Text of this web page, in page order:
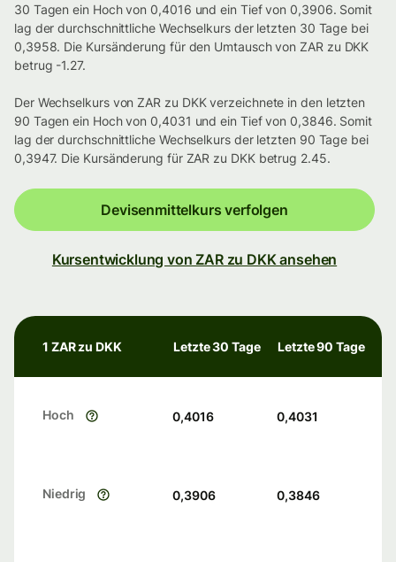
30 Tagen ein Hoch von 0,4016 und ein Tief von 0,3906. Somit
lag der durchschnittliche Wechselkurs der letzten 30 Tage bei
0,3958. Die Kursänderung für den Umtausch von ZAR zu DKK
betrug -1.27.
Der Wechselkurs von ZAR zu DKK verzeichnete in den letzten
90 Tagen ein Hoch von 0,4031 und ein Tief von 0,3846. Somit
lag der durchschnittliche Wechselkurs der letzten 90 Tage bei
0,3947. Die Kursänderung für ZAR zu DKK betrug 2.45.
Devisenmittelkurs verfolgen
Kursentwicklung von ZAR zu DKK ansehen
1 ZAR zu DKK Letzte 30 Tage Letzte 90 Tage
Hoch 0,4016 0,4031
Niedrig 0,3906 0,3846